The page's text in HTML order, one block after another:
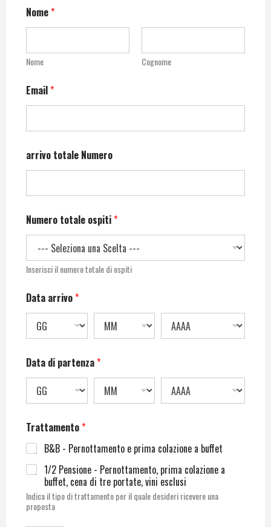
Nome*
Nome Cognome
Email*
arrivo totale Numero
Numero totale ospiti*
Inserisci il numero totale di ospiti
Data arrivo*
Data di partenza*
Trattamento*
B&B - Pernottamento e prima colazione a buffet
1/2 Pensione - Pernottamento, prima colazione a
buffet, cena di tre portate, vini esclusi
Indica il tipo di trattamento per il quale desideri ricevere una
proposta